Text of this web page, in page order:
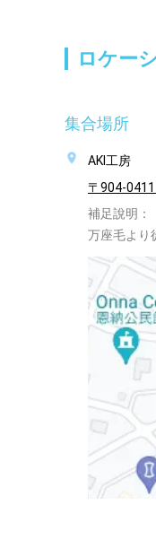
ロケー
集合場所
AKI工房
〒904-
補足說明：
万座毛より